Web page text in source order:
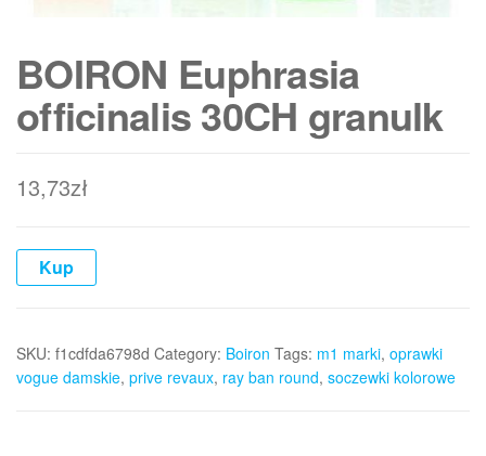
BOIRON Euphrasia
officinalis 30CH granulk
13,73zł
Kup
SKU: f1cdfda6798d Category: Boiron Tags: m1 marki, oprawki
vogue damskie, prive revaux, ray ban round, soczewki kolorowe